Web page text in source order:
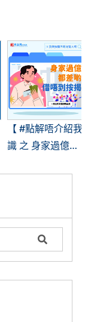
【 #點解唔介紹我
識 之 身家過億都